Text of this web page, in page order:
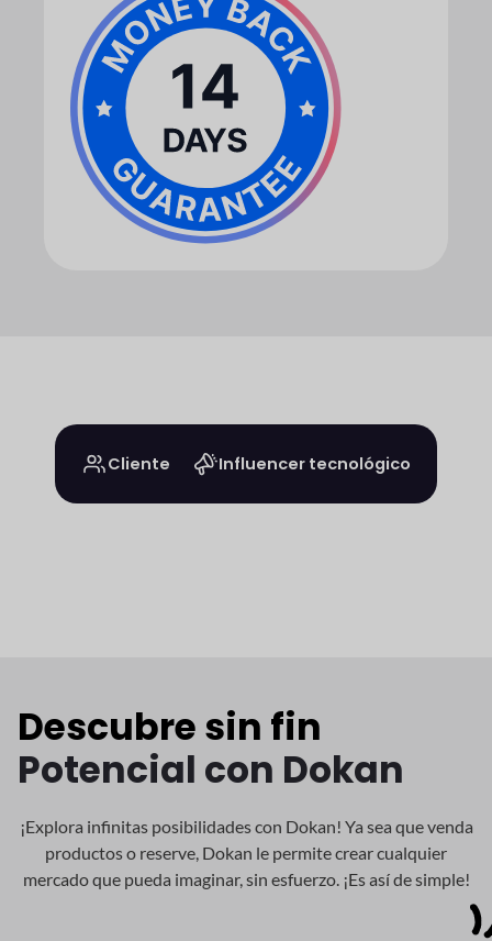
Cliente Influencer tecnológico
Descubre sin fin
Potencial con Dokan
¡Explora infinitas posibilidades con Dokan! Ya sea que venda
productos o reserve, Dokan le permite crear cualquier
mercado que pueda imaginar, sin esfuerzo. ¡Es así de simple!